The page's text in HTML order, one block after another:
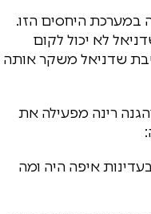
במערכת היחסים הזו.
לא יכול לקום
שדניאל משקר אותה
רינה מפעילה את
איפה היה ומה